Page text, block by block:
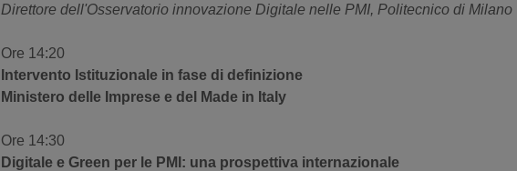
Direttore dell'Osservatorio innovazione Digitale nelle PMI, Politecnico di Milano
Ore 14:20
Intervento Istituzionale in fase di definizione
Ministero delle Imprese e del Made in Italy
Ore 14:30
Digitale e Green per le PMI: una prospettiva internazionale